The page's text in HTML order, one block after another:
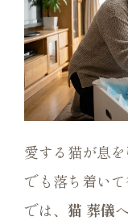
愛する猫が息
でも落ち着い
では、 猫 葬儀